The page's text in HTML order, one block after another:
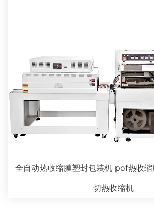
全自动热收缩膜塑封包装机 pof热收
切热收缩机